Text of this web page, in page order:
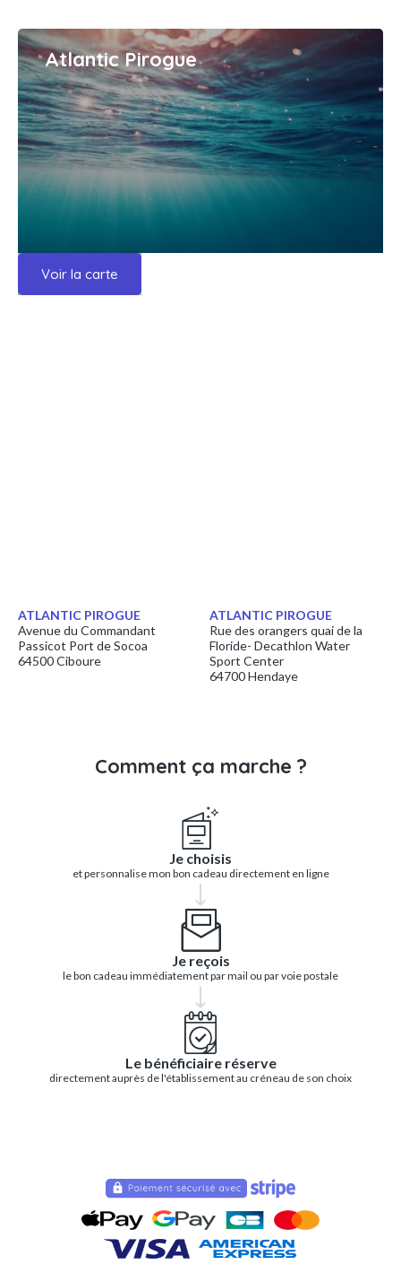
Atlantic Pirogue
Voir la carte
ATLANTIC PIROGUE
Avenue du Commandant
Passicot Port de Socoa
64500 Ciboure
ATLANTIC PIROGUE
Rue des orangers quai de la
Floride- Decathlon Water
Sport Center
64700 Hendaye
Comment ça marche ?
Je choisis
et personnalise mon bon cadeau directement en ligne
Je reçois
le bon cadeau immédiatement par mail ou par voie postale
Le bénéficiaire réserve
directement auprès de l'établissement au créneau de son choix